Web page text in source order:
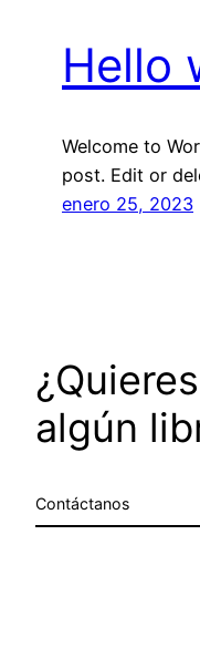
Hello
Welcome to
post. Edit or
enero 25, 2023
algún
Contáctanos